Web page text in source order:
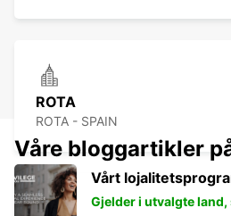
ROTA
ROTA - SPAIN
Våre bloggartikler
Vårt
Gjelder i utvalgte land,